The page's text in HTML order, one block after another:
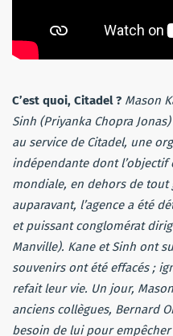
C’est quoi, Citadel ? Mason
Sinh (Priyanka Chopra
au service de Citadel, une
indépendante dont l’objectif
mondiale, en dehors de tout
auparavant, l’agence a été
et puissant conglomérat
Manville). Kane et Sinh ont
souvenirs ont été effacés ;
refait leur vie. Un jour,
anciens collègues, Bernard
besoin de lui pour